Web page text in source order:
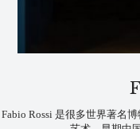
Fabio Rossi 是很多世界著名